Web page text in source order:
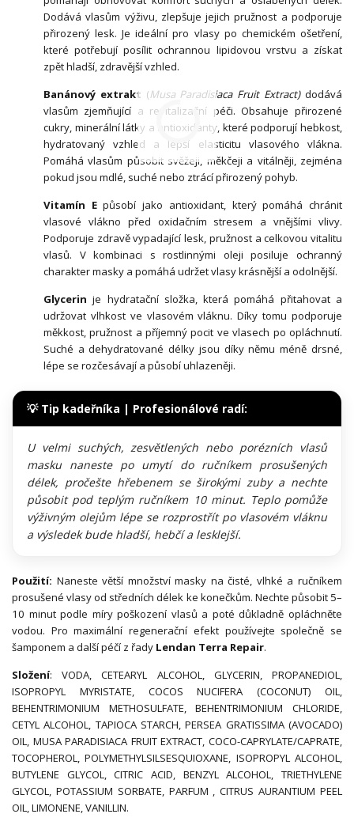
Dodává vlasům výživu, zlepšuje jejich pružnost a podporuje
přirozený lesk. Je ideální pro vlasy po chemickém ošetření,
které potřebují posílit ochrannou lipidovou vrstvu a získat
zpět hladší, zdravější vzhled.
Banánový extrakt (Musa Paradisiaca Fruit Extract)dodává
vlasům zjemňující a revitalizační péči. Obsahuje přirozené
cukry, minerální látky a antioxidanty, které podporují hebkost,
hydratovaný vzhled a lepší elasticitu vlasového vlákna.
Pomáhá vlasům působit svěžeji, měkčeji a vitálněji, zejména
pokud jsou mdlé, suché nebo ztrácí přirozený pohyb.
Vitamín Epůsobí jako antioxidant, který pomáhá chránit
vlasové vlákno před oxidačním stresem a vnějšími vlivy.
Podporuje zdravě vypadající lesk, pružnost a celkovou vitalitu
vlasů. V kombinaci s rostlinnými oleji posiluje ochranný
charakter masky a pomáhá udržet vlasy krásnější a odolnější.
Glycerin je hydratační složka, která pomáhá přitahovat a
udržovat vlhkost ve vlasovém vláknu. Díky tomu podporuje
měkkost, pružnost a příjemný pocit ve vlasech po opláchnutí.
Suché a dehydratované délky jsou díky němu méně drsné,
lépe se rozčesávají a působí uhlazeněji.
💡 Tip kadeřníka | Profesionálové radí:
U velmi suchých, zesvětlených nebo porézních vlasů
masku naneste po umytí do ručníkem prosušených
délek, pročešte hřebenem se širokými zuby a nechte
působit pod teplým ručníkem 10 minut. Teplo pomůže
výživným olejům lépe se rozprostřít po vlasovém vláknu
a výsledek bude hladší, hebčí a lesklejší.
Použití: Naneste větší množství masky na čisté, vlhké a ručníkem
prosušené vlasy od středních délek ke konečkům. Nechte působit 5–
10 minut podle míry poškození vlasů a poté důkladně opláchněte
vodou. Pro maximální regenerační efekt používejte společně se
šamponem a další péčí z řady Lendan Terra Repair.
Složení: VODA, CETEARYL ALCOHOL, GLYCERIN, PROPANEDIOL,
ISOPROPYL MYRISTATE, COCOS NUCIFERA (COCONUT) OIL,
BEHENTRIMONIUM METHOSULFATE, BEHENTRIMONIUM CHLORIDE,
CETYL ALCOHOL, TAPIOCA STARCH, PERSEA GRATISSIMA (AVOCADO)
OIL, MUSA PARADISIACA FRUIT EXTRACT, COCO-CAPRYLATE/CAPRATE,
TOCOPHEROL, POLYMETHYLSILSESQUIOXANE, ISOPROPYL ALCOHOL,
BUTYLENE GLYCOL, CITRIC ACID, BENZYL ALCOHOL, TRIETHYLENE
GLYCOL, POTASSIUM SORBATE, PARFUM , CITRUS AURANTIUM PEEL
OIL, LIMONENE, VANILLIN.